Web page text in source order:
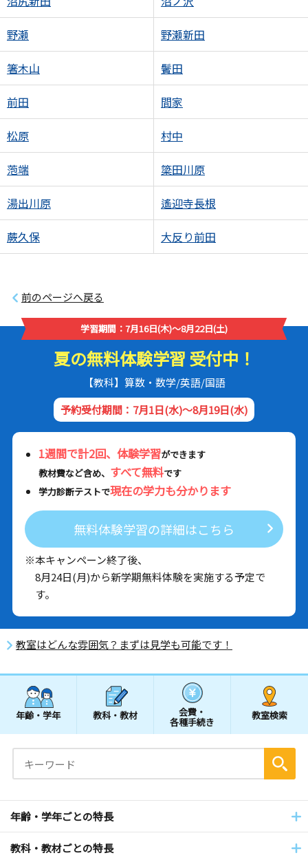
野瀬 野瀬新田
箸木山 鬢田
前田 間家
松原 村中
萢端 簗田川原
湯出川原 遙迎寺長根
蕨久保 大反り前田
前のページへ戻る
学習期間：7月16日(木)～8月22日(土)
夏の無料体験学習 受付中！
【教科】算数・数学/英語/国語
予約受付期間：7月1日(水)～8月19日(水)
1週間で計2回、体験学習ができます
教材費など含め、 すべて無料です
学力診断テストで現在の学力も分かります
無料体験学習の詳細はこちら
※本キャンペーン終了後、
8月24日(月)から新学期無料体験を実施する予定で
す。
教室はどんな雰囲気？まずは見学も可能です！
年齢・学年 教科・教材 会費・
各種手続き
教室検索
年齢・学年ごとの特長
教科・教材ごとの特長